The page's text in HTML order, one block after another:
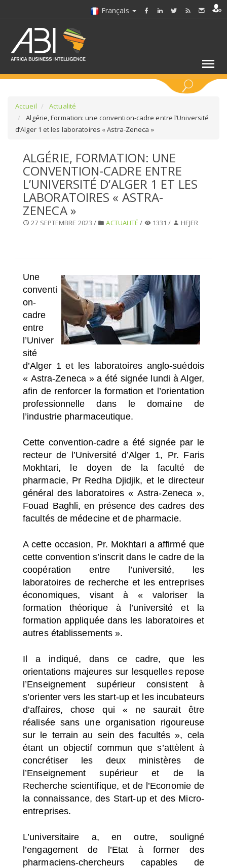
Français
SÉLECTIONNEZ UN DOSSIER
SELECTIONNEZ UNE SECTION
SÉLECTIONNEZ UNE CATÉGORIE
Accueil
Actualité
Algérie, Formation: une convention-cadre entre l’Université
d’Alger 1 et les laboratoires « Astra-Zeneca »
ALGÉRIE, FORMATION: UNE
CONVENTION-CADRE ENTRE
L’UNIVERSITÉ D’ALGER 1 ET LES
LABORATOIRES « ASTRA-
ZENECA »
27 SEPTEMBRE 2023 / ACTUALITÉ / 1331 / HEJER
Une
conventi
on-
cadre
entre
l’Univer
sité
d’Alger 1 et les laboratoires anglo-suédois
« Astra-Zeneca »a été signée lundi à Alger,
afin de renforcer la formation et l’orientation
professionnelle dans le domaine de
l’industrie pharmaceutique.
Cette convention-cadre a été signée par le
recteur de l’Université d’Alger 1, Pr. Faris
Mokhtari, le doyen de la faculté de
pharmacie, Pr Redha Djidjik, et le directeur
général des laboratoires « Astra-Zeneca »,
Fouad Baghli, en présence des cadres des
facultés de médecine et de pharmacie.
A cette occasion, Pr. Mokhtari a affirmé que
cette convention s’inscrit dans le cadre de la
coopération entre l’université, les
laboratoires de recherche et les entreprises
économiques, visant à « valoriser la
formation théorique à l’université et la
formation appliquée dans les laboratoires et
autres établissements ».
Il a indiqué, dans ce cadre, que les
orientations majeures sur lesquelles repose
l’Enseignement supérieur consistent à
s’orienter vers les start-up et les incubateurs
d’affaires, chose qui « ne saurait être
réalisée sans une organisation rigoureuse
sur le terrain au sein des facultés », cela
étant un objectif commun que s’attèlent à
concrétiser les deux ministères de
l’Enseignement supérieur et de la
Recherche scientifique, et de l’Economie de
la connaissance, des Start-up et des Micro-
entreprises.
L’universitaire a, en outre, souligné
l’engagement de l’Etat à former des
pharmaciens-chercheurs capables de